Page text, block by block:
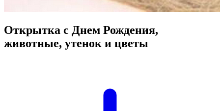
Открытка с Днем Рождения,
животные, утенок и цветы